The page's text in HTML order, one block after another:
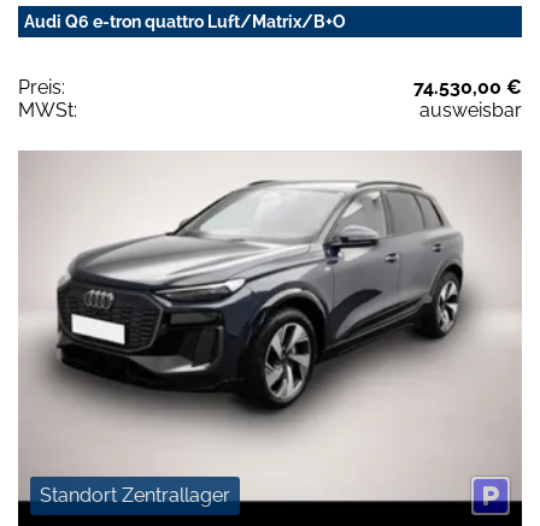
Audi Q6 e-tron quattro Luft/Matrix/B+O
Preis:
74.530,00 €
MWSt:
ausweisbar
Standort Zentrallager